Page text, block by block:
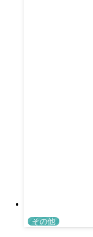
その他